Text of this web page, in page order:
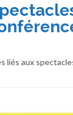
liés aux